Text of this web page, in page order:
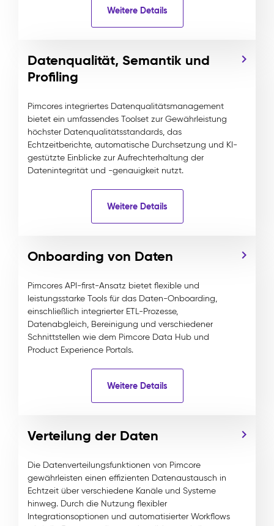
Weitere Details
Datenqualität, Semantik und
Profiling
Pimcores integriertes Datenqualitätsmanagement
bietet ein umfassendes Toolset zur Gewährleistung
höchster Datenqualitätsstandards, das
Echtzeitberichte, automatische Durchsetzung und KI-
gestützte Einblicke zur Aufrechterhaltung der
Datenintegrität und -genauigkeit nutzt.
Weitere Details
Onboarding von Daten
Pimcores API-first-Ansatz bietet flexible und
leistungsstarke Tools für das Daten-Onboarding,
einschließlich integrierter ETL-Prozesse,
Datenabgleich, Bereinigung und verschiedener
Schnittstellen wie dem Pimcore Data Hub und
Product Experience Portals.
Weitere Details
Verteilung der Daten
Die Datenverteilungsfunktionen von Pimcore
gewährleisten einen effizienten Datenaustausch in
Echtzeit über verschiedene Kanäle und Systeme
hinweg. Durch die Nutzung flexibler
Integrationsoptionen und automatisierter Workflows